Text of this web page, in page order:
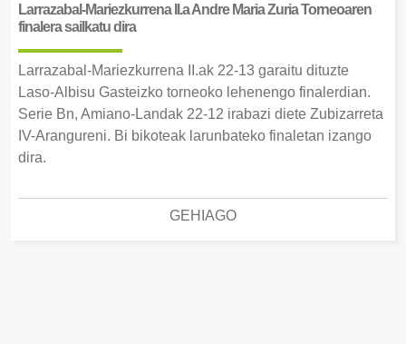
Larrazabal-Mariezkurrena II.a Andre Maria Zuria Torneoaren
finalera sailkatu dira
Larrazabal-Mariezkurrena II.ak 22-13 garaitu dituzte
Laso-Albisu Gasteizko torneoko lehenengo finalerdian.
Serie Bn, Amiano-Landak 22-12 irabazi diete Zubizarreta
IV-Arangureni. Bi bikoteak larunbateko finaletan izango
dira.
GEHIAGO